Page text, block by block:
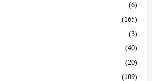
(6)
(165)
(3)
(40)
(20)
(109)